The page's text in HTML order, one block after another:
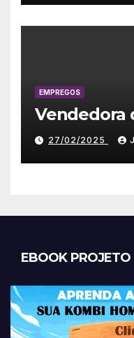
EMPREGOS
Vendedora
27/02/2025
EBOOK